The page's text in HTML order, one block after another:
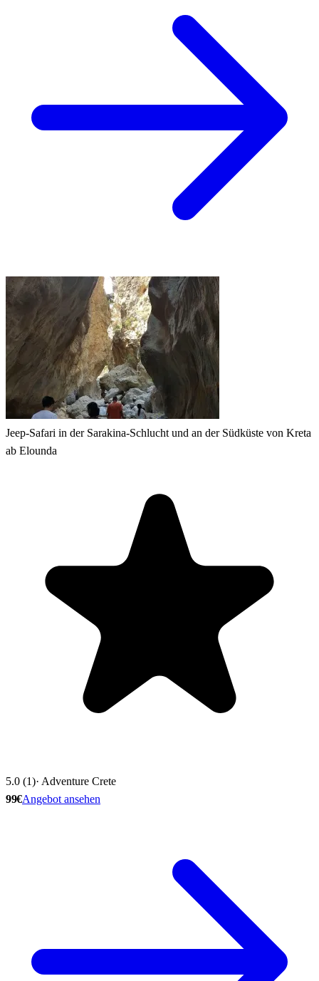
Jeep-Safari in der Sarakina-Schlucht und an der Südküste von Kreta
ab Elounda
5.0 (1)· Adventure Crete
99€Angebot ansehen